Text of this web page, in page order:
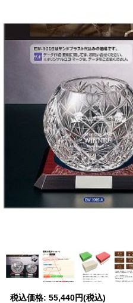
税込価格: 55,440円(税込)